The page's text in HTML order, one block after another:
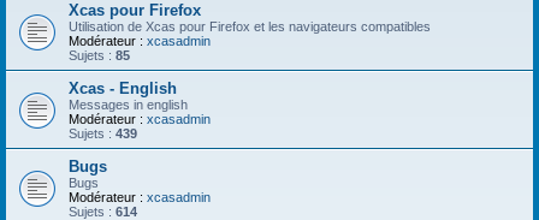
Xcas pour Firefox
Utilisation de Xcas pour Firefox et les navigateurs compatibles
Modérateur : xcasadmin
Sujets : 85
Xcas - English
Messages in english
Modérateur : xcasadmin
Sujets : 439
Bugs
Bugs
Modérateur : xcasadmin
Sujets : 614